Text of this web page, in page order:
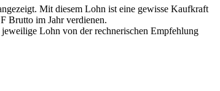
Mit diesem Lohn ist eine gewisse Kaufkraft
Brutto im Jahr verdienen.
Lohn von der rechnerischen Empfehlung